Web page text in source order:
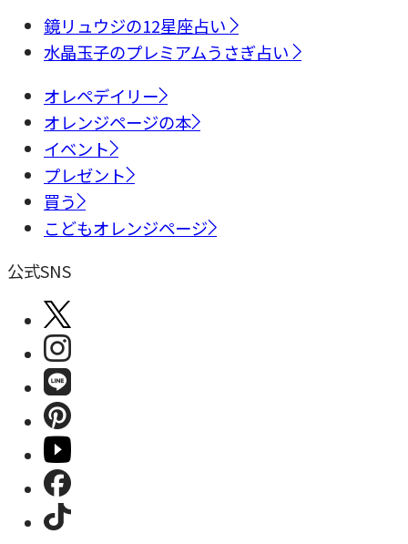
鏡リュウジの12星座占い
水晶玉子のプレミアムうさぎ占い
オレペデイリー
オレンジページの本
イベント
プレゼント
買う
こどもオレンジページ
公式SNS